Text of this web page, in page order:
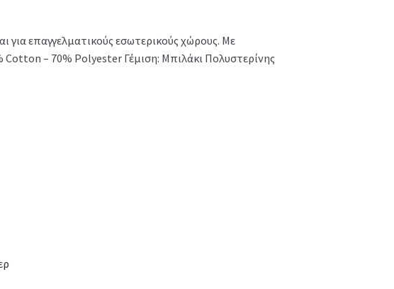
για επαγγελματικούς εσωτερικούς χώρους. Με
– 70% Polyester Γέμιση: Μπιλάκι Πολυστερίνης